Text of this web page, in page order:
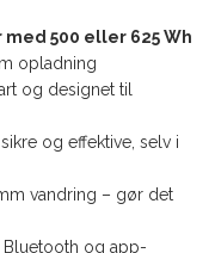
500 eller 625 Wh
opladning
og designet til
og effektive, selv i
vandring – gør det
og app-